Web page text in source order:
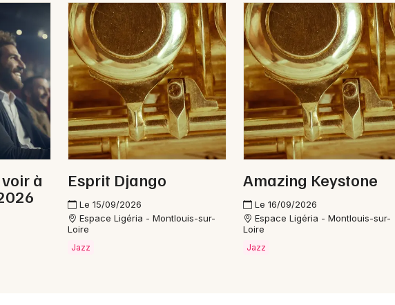
37 - Indre-et-Loire
Choisir mes départements
Mon email
à
Esprit Django
Le 15/09/2026
Espace Ligéria - Montlouis-sur-
Loire
Jazz
Amazing Keystone
Le 16/09/2026
Espace Ligéria - Montlouis-sur-
Loire
Jazz